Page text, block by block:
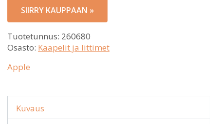
SIIRRY KAUPPAAN »
Tuotetunnus: 260680
Osasto: Kaapelit ja littimet
Apple
Kuvaus